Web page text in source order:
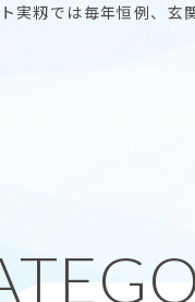
実籾では毎年恒例、玄